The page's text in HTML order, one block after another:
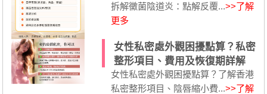
拆解黴菌陰道炎：點解反覆...>>了解
更多
女性私密處外觀困擾點算？私密
整形項目、費用及恢復期詳解
女性私密處外觀困擾點算？了解香港
私密整形項目、陰唇縮小費...>>了解